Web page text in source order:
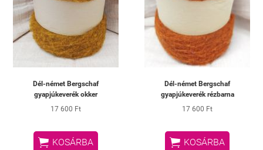
Dél-német Bergschaf
gyapjúkeverék okker
17 600 Ft
 KOSÁRBA
Dél-német Bergschaf
gyapjúkeverék rézbarna
17 600 Ft
 KOSÁRBA